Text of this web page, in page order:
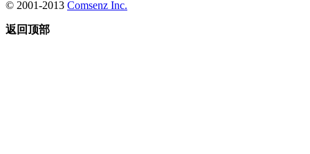
© 2001-2013 Comsenz Inc.
返回顶部